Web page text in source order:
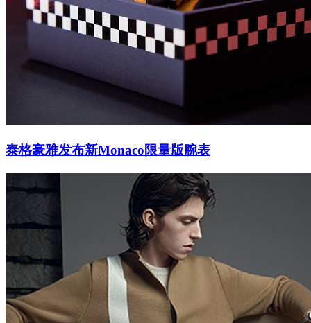
泰格豪雅发布新Monaco限量版腕表